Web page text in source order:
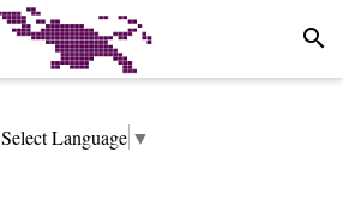
search
Select Language ▼